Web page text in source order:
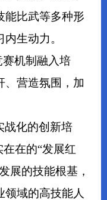
能比武等多种形
生动力。
赛机制融入培
、营造氛围，加
战化的创新培
在的“发展红
展的技能根基，
域的高技能人